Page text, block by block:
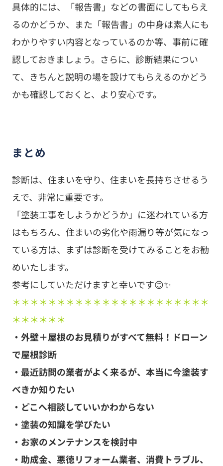
具体的には、「報告書」などの書面にしてもらえ
るのかどうか、また「報告書」の中身は素人にも
わかりやすい内容となっているのか等、事前に確
認しておきましょう。さらに、診断結果につい
て、きちんと説明の場を設けてもらえるのかどう
かも確認しておくと、より安心です。
まとめ
診断は、住まいを守り、住まいを長持ちさせるう
えで、非常に重要です。
「塗装工事をしようかどうか」に迷われている方
はもちろん、住まいの劣化や雨漏り等が気になっ
ている方は、まずは診断を受けてみることをお勧
めいたします。
参考にしていただけますと幸いです😊✨
＊＊＊＊＊＊＊＊＊＊＊＊＊＊＊＊＊＊＊＊＊＊
＊＊＊＊＊＊
・外壁＋屋根のお見積りがすべて無料！ドローン
で屋根診断
・最近訪問の業者がよく来るが、本当に今塗装す
べきか知りたい
・どこへ相談していいかわからない
・塗装の知識を学びたい
・お家のメンテナンスを検討中
・助成金、悪徳リフォーム業者、消費トラブル、